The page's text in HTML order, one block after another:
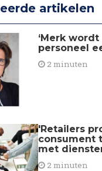
artikelen
​‘Merk wordt
personeel
2 minuten
'Retailers
consument
met
2 minuten